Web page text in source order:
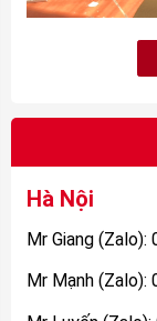
(Thước lái
Thước láicũng
Vì vậy bạn hãy
Hà Nội
Mr Giang (Zalo):
Mr Mạnh (Zalo):